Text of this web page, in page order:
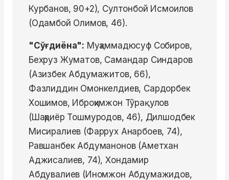
Курбанов, 90+2), Султонбой Исмоилов
(Одамбой Олимов, 46).
"Сўғдиёна": Муҳаммадюсуф Собиров,
Бехруз Жуматов, Самандар Синдаров
(Азизбек Абдумажитов, 66),
Фазлиддин Омонкелдиев, Сардорбек
Хошимов, Иброҳимжон Тўрақулов
(Шаҳриёр Тошмуродов, 46), Дилшодбек
Мисиралиев (Фаррух Анарбоев, 74),
Равшанбек Абдуманонов (Аметхан
Аджисалиев, 74), Хондамир
Абдувалиев (Иномжон Абдумажидов,